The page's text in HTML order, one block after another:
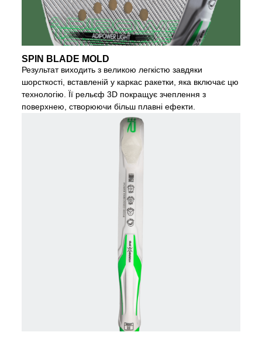
SPIN BLADE MOLD
Результат виходить з великою легкістю завдяки
шорсткості, вставленій у каркас ракетки, яка включає цю
технологію. Її рельєф 3D покращує зчеплення з
поверхнею, створюючи більш плавні ефекти.